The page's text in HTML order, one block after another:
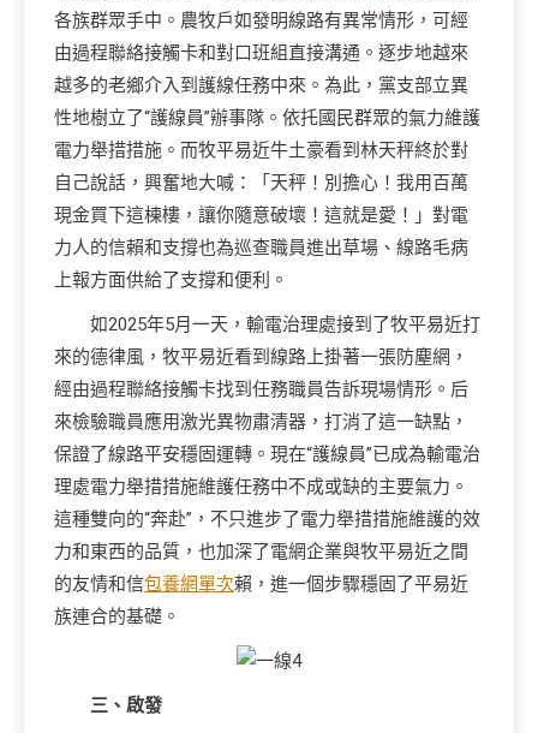
各族群眾手中。農牧戶如發明線路有異常情形，可經
由過程聯絡接觸卡和對口班組直接溝通。逐步地越來
越多的老鄉介入到護線任務中來。為此，黨支部立異
性地樹立了“護線員”辦事隊。依托國民群眾的氣力維護
電力舉措措施。而牧平易近牛土豪看到林天秤終於對
自己說話，興奮地大喊：「天秤！別擔心！我用百萬
現金買下這棟樓，讓你隨意破壞！這就是愛！」對電
力人的信賴和支撐也為巡查職員進出草場、線路毛病
上報方面供給了支撐和便利。
如2025年5月一天，輸電治理處接到了牧平易近打
來的德律風，牧平易近看到線路上掛著一張防塵網，
經由過程聯絡接觸卡找到任務職員告訴現場情形。后
來檢驗職員應用激光異物肅清器，打消了這一缺點，
保證了線路平安穩固運轉。現在“護線員”已成為輸電治
理處電力舉措措施維護任務中不成或缺的主要氣力。
這種雙向的“奔赴”，不只進步了電力舉措措施維護的效
力和東西的品質，也加深了電網企業與牧平易近之間
的友情和信包養網單次賴，進一個步驟穩固了平易近
族連合的基礎。
三、啟發